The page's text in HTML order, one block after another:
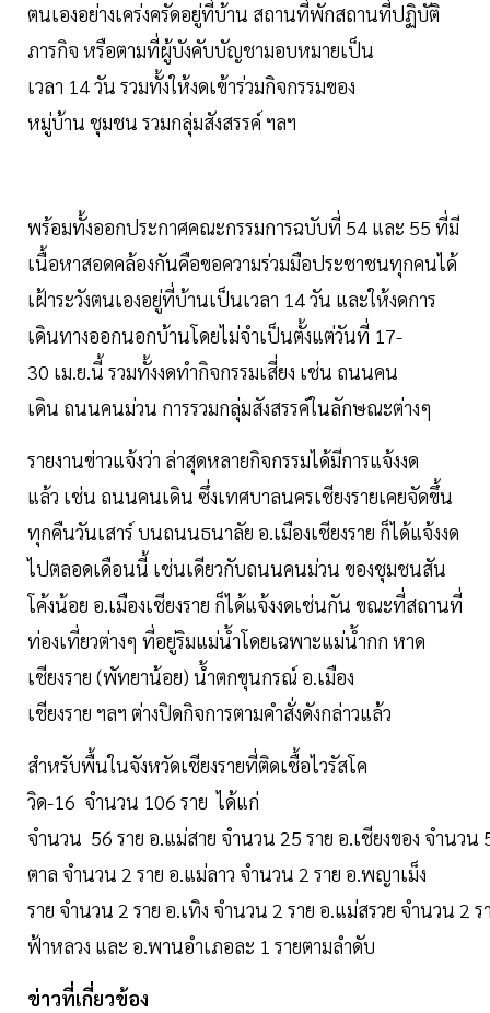
ตนเองอย่างเคร่งครัดอยู่ที่บ้าน สถานที่พักสถานที่ปฏิบัติ
ภารกิจ หรือตามที่ผู้บังคับบัญชามอบหมายเป็น
เวลา 14 วัน รวมทั้งให้งดเข้าร่วมกิจกรรมของ
หมู่บ้าน ชุมชน รวมกลุ่มสังสรรค์ ฯลฯ
พร้อมทั้งออกประกาศคณะกรรมการฉบับที่ 54 และ 55 ที่มี
เนื้อหาสอดคล้องกันคือขอความร่วมมือประชาชนทุกคนได้
เฝ้าระวังตนเองอยู่ที่บ้านเป็นเวลา 14 วัน และให้งดการ
เดินทางออกนอกบ้านโดยไม่จำเป็นตั้งแต่วันที่ 17-
30 เม.ย.นี้ รวมทั้งงดทำกิจกรรมเสี่ยง เช่น ถนนคน
เดิน ถนนคนม่วน การรวมกลุ่มสังสรรค์ในลักษณะต่างๆ
รายงานข่าวแจ้งว่า ล่าสุดหลายกิจกรรมได้มีการแจ้งงด
แล้ว เช่น ถนนคนเดิน ซึ่งเทศบาลนครเชียงรายเคยจัดขึ้น
ทุกคืนวันเสาร์ บนถนนธนาลัย อ.เมืองเชียงราย ก็ได้แจ้งงด
ไปตลอดเดือนนี้ เช่นเดียวกับถนนคนม่วน ของชุมชนสัน
โค้งน้อย อ.เมืองเชียงราย ก็ได้แจ้งงดเช่นกัน ขณะที่สถานที่
ท่องเที่ยวต่างๆ ที่อยู่ริมแม่น้ำโดยเฉพาะแม่น้ำกก หาด
เชียงราย (พัทยาน้อย) น้ำตกขุนกรณ์ อ.เมือง
เชียงราย ฯลฯ ต่างปิดกิจการตามคำสั่งดังกล่าวแล้ว
สำหรับพื้นในจังหวัดเชียงรายที่ติดเชื้อไวรัสโค
วิด-16 จำนวน 106 ราย ได้แก่
จำนวน 56 ราย อ.แม่สาย จำนวน 25 ราย อ.เชียงของ จำนว
ตาล จำนวน 2 ราย อ.แม่ลาว จำนวน 2 ราย อ.พญาเม็ง
ราย จำนวน 2 ราย อ.เทิง จำนวน 2 ราย อ.แม่สรวย จำนวน 2 ร
ฟ้าหลวง และ อ.พานอำเภอละ 1 รายตามลำดับ
ข่าวที่เกี่ยวข้อง